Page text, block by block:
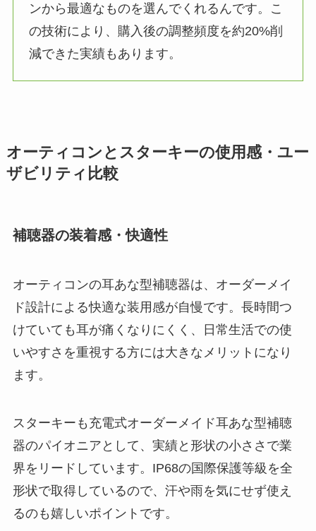
ンから最適なものを選んでくれるんです。こ
の技術により、購入後の調整頻度を約20%削
減できた実績もあります。
オーティコンとスターキーの使用感・ユー
ザビリティ比較
補聴器の装着感・快適性
オーティコンの耳あな型補聴器は、オーダーメイ
ド設計による快適な装用感が自慢です。長時間つ
けていても耳が痛くなりにくく、日常生活での使
いやすさを重視する方には大きなメリットになり
ます。
スターキーも充電式オーダーメイド耳あな型補聴
器のパイオニアとして、実績と形状の小ささで業
界をリードしています。IP68の国際保護等級を全
形状で取得しているので、汗や雨を気にせず使え
るのも嬉しいポイントです。